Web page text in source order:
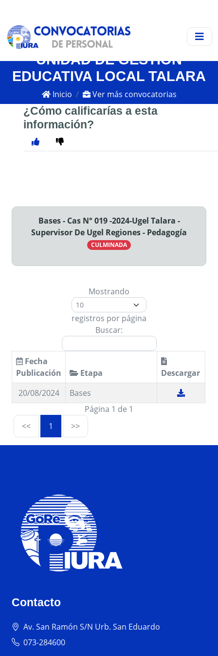
UNIDAD DE GESTIÓN
EDUCATIVA LOCAL TALARA
Inicio Ver más convocatorias
¿Cómo calificarías a esta
información?
Bases - Cas N° 019 -2024-Ugel Talara -
Supervisor De Ugel Regiones - Pedagogía
CULMINADA
Mostrando
registros por página
Buscar:
Fecha
Publicación
Etapa
Descargar
20/08/2024
Bases
Página 1 de 1
<<
1 >>
Contacto
Av. San Ramón S/N Urb. San Eduardo
073-284600